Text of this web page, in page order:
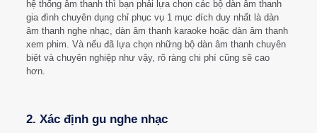
hệ thống âm thanh thì bạn phải lựa chọn các bộ dàn âm thanh
gia đình chuyên dụng chỉ phục vụ 1 mục đích duy nhất là dàn
âm thanh nghe nhạc, dàn âm thanh karaoke hoặc dàn âm thanh
xem phim. Và nếu đã lựa chọn những bộ dàn âm thanh chuyên
biệt và chuyên nghiệp như vậy, rõ ràng chi phí cũng sẽ cao
hơn.
2. Xác định gu nghe nhạc